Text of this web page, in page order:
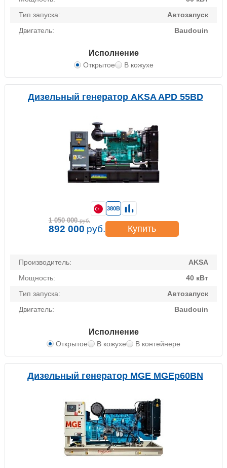
Тип запуска:
Автозапуск
Двигатель:
Baudouin
Исполнение
Открытое В кожухе
Дизельный генератор AKSA APD 55BD
Производитель:
AKSA
Мощность:
40 кВт
Тип запуска:
Автозапуск
Двигатель:
Baudouin
Исполнение
Открытое В кожухе В контейнере
380В
1 050 000 руб.
892 000 руб. Купить
Дизельный генератор MGE MGEp60BN